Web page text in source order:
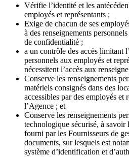
Vérifie l’identité et les
employés et représentants ;
Exige de chacun de ses
à des renseignements
de confidentialité ;
a un contrôle des accès limitant
personnels aux employés et
nécessitent l’accès aux
Conserve les renseignements
matériels consignés dans des
accessibles par des employés et
l’Agence ; et
Conserve les renseignements
technologique sécurisé, à savoir
fourni par les Fournisseurs de
documents, sur lesquels est
système d’identification et